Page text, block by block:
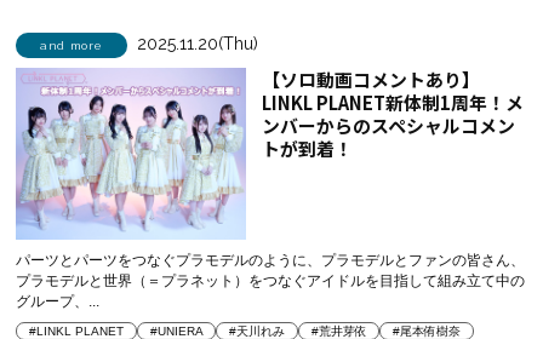
and more 2025.11.20(Thu)
【ソロ動画コメントあり】
LINKL PLANET新体制1周年！メ
ンバーからのスペシャルコメン
トが到着！
パーツとパーツをつなぐプラモデルのように、プラモデルとファンの皆さん、
プラモデルと世界（＝プラネット）をつなぐアイドルを目指して組み立て中の
グループ、...
#LINKL PLANET #UNIERA #天川れみ #荒井芽依
#尾本侑樹奈